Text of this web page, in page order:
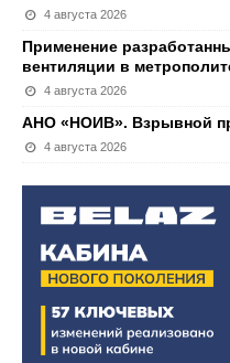
4 августа 2026
Применение
вентиляции в
4 августа 2026
АНО «НОИВ». Взрывной
4 августа 2026